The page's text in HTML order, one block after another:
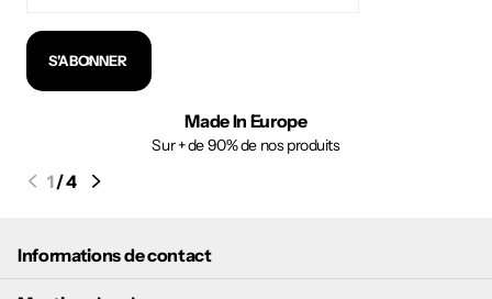
S'ABONNER
Made In Europe
Sur + de 90% de nos produits
1/4
Informations de contact